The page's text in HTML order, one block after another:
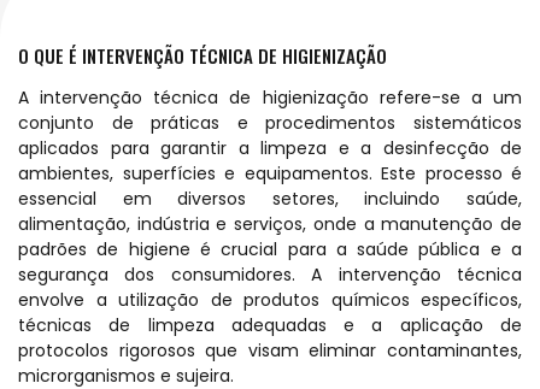
O QUE É INTERVENÇÃO TÉCNICA DE HIGIENIZAÇÃO
A intervenção técnica de higienização refere-se a um
conjunto de práticas e procedimentos sistemáticos
aplicados para garantir a limpeza e a desinfecção de
ambientes, superfícies e equipamentos. Este processo é
essencial em diversos setores, incluindo saúde,
alimentação, indústria e serviços, onde a manutenção de
padrões de higiene é crucial para a saúde pública e a
segurança dos consumidores. A intervenção técnica
envolve a utilização de produtos químicos específicos,
técnicas de limpeza adequadas e a aplicação de
protocolos rigorosos que visam eliminar contaminantes,
microrganismos e sujeira.